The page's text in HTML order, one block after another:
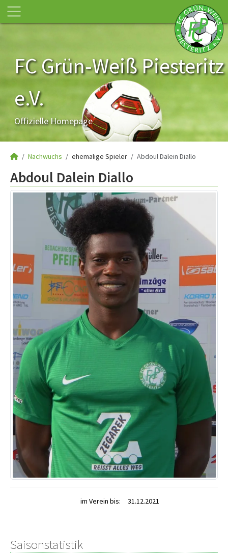
FC Grün-Weiß Piesteritz
e.V.
Offizielle Homepage
Nachwuchs ehemalige Spieler Abdoul Dalein Diallo
Abdoul Dalein Diallo
im Verein bis: 31.12.2021
Saisonstatistik